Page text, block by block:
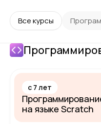
Все курсы
c 7 лет
на языке Scratch